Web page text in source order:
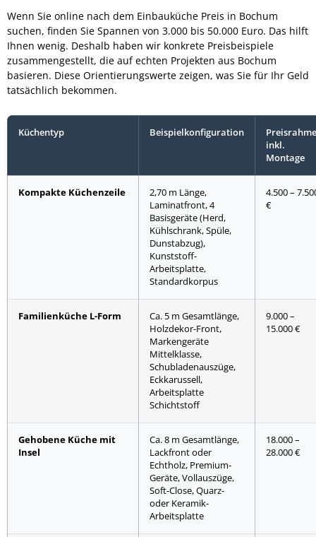
Wenn Sie online nach dem Einbauküche Preis in Bochum
suchen, finden Sie Spannen von 3.000 bis 50.000 Euro. Das hilft
Ihnen wenig. Deshalb haben wir konkrete Preisbeispiele
zusammengestellt, die auf echten Projekten aus Bochum
basieren. Diese Orientierungswerte zeigen, was Sie für Ihr Geld
tatsächlich bekommen.
Küchentyp Beispielkonfiguration
inkl.
Montage
Kompakte Küchenzeile
2,70 m Länge,
Laminatfront, 4
Basisgeräte (Herd,
Kühlschrank, Spüle,
Dunstabzug),
Kunststoff-
Arbeitsplatte,
Standardkorpus
4.500 –
€
Familienküche L-Form
Ca. 5 m Gesamtlänge,
Holzdekor-Front,
Markengeräte
Mittelklasse,
Schubladenauszüge,
Eckkarussell,
Arbeitsplatte
Schichtstoff
9.000 –
15.000 €
Gehobene Küche mit
Insel
Ca. 8 m Gesamtlänge,
Lackfront oder
Echtholz, Premium-
Geräte, Vollauszüge,
Soft-Close, Quarz-
oder Keramik-
Arbeitsplatte
18.000 –
28.000 €